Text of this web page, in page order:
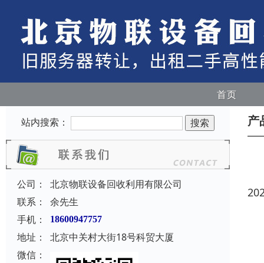
首页
站内搜索：
公司：
北京物联设备回收利用有限公司
联系：
余先生
手机：
18600947757
地址：
北京中关村大街18号科贸大厦
微信：
产